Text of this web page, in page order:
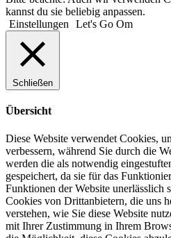
kannst du sie beliebig anpassen.
Einstellungen
Let's Go Om
Schließen
Übersicht
Diese Website verwendet Cookies,
verbessern, während Sie durch die
werden die als notwendig
gespeichert, da sie für das
Funktionen der Website unerlässlich
Cookies von Drittanbietern, die uns
verstehen, wie Sie diese Website
mit Ihrer Zustimmung in Ihrem